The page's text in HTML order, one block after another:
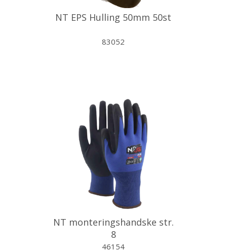
NT EPS Hulling 50mm 50st
83052
NT monteringshandske str.
8
46154